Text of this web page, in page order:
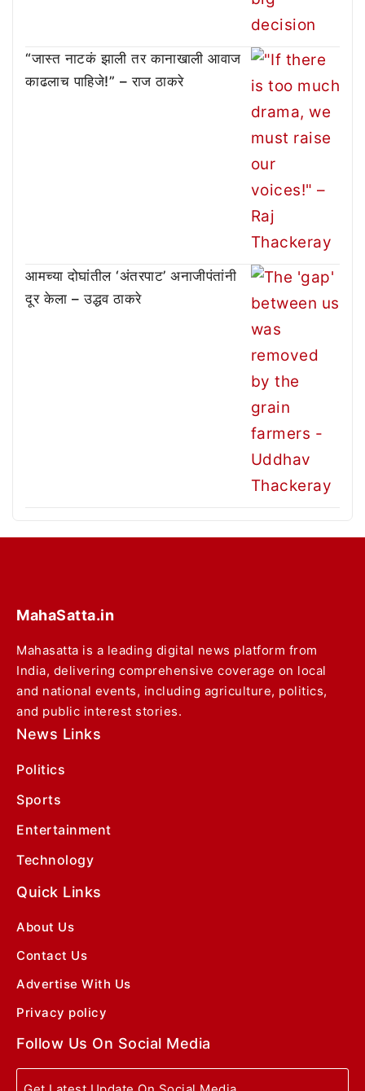
“जास्त नाटकं झाली तर कानाखाली आवाज
काढलाच पाहिजे!” – राज ठाकरे
आमच्या दोघांतील ‘अंतरपाट’ अनाजीपंतांनी
दूर केला – उद्धव ठाकरे
MahaSatta.in
Mahasatta is a leading digital news platform from
India, delivering comprehensive coverage on local
and national events, including agriculture, politics,
and public interest stories.
News Links
Politics
Sports
Entertainment
Technology
Quick Links
About Us
Contact Us
Advertise With Us
Privacy policy
Follow Us On Social Media